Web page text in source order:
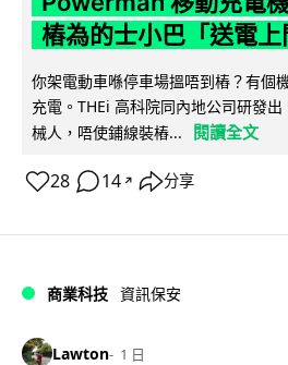
樁為的士小巴「送電上
你架電動車喺停車場搵唔到樁？有個
充電。THEi 高科院同內地公司研發
械人，唔使鋪線裝樁...
閱讀全文
28 14 ↗ 分享
商業科技 資訊保安
Lawton 1 日